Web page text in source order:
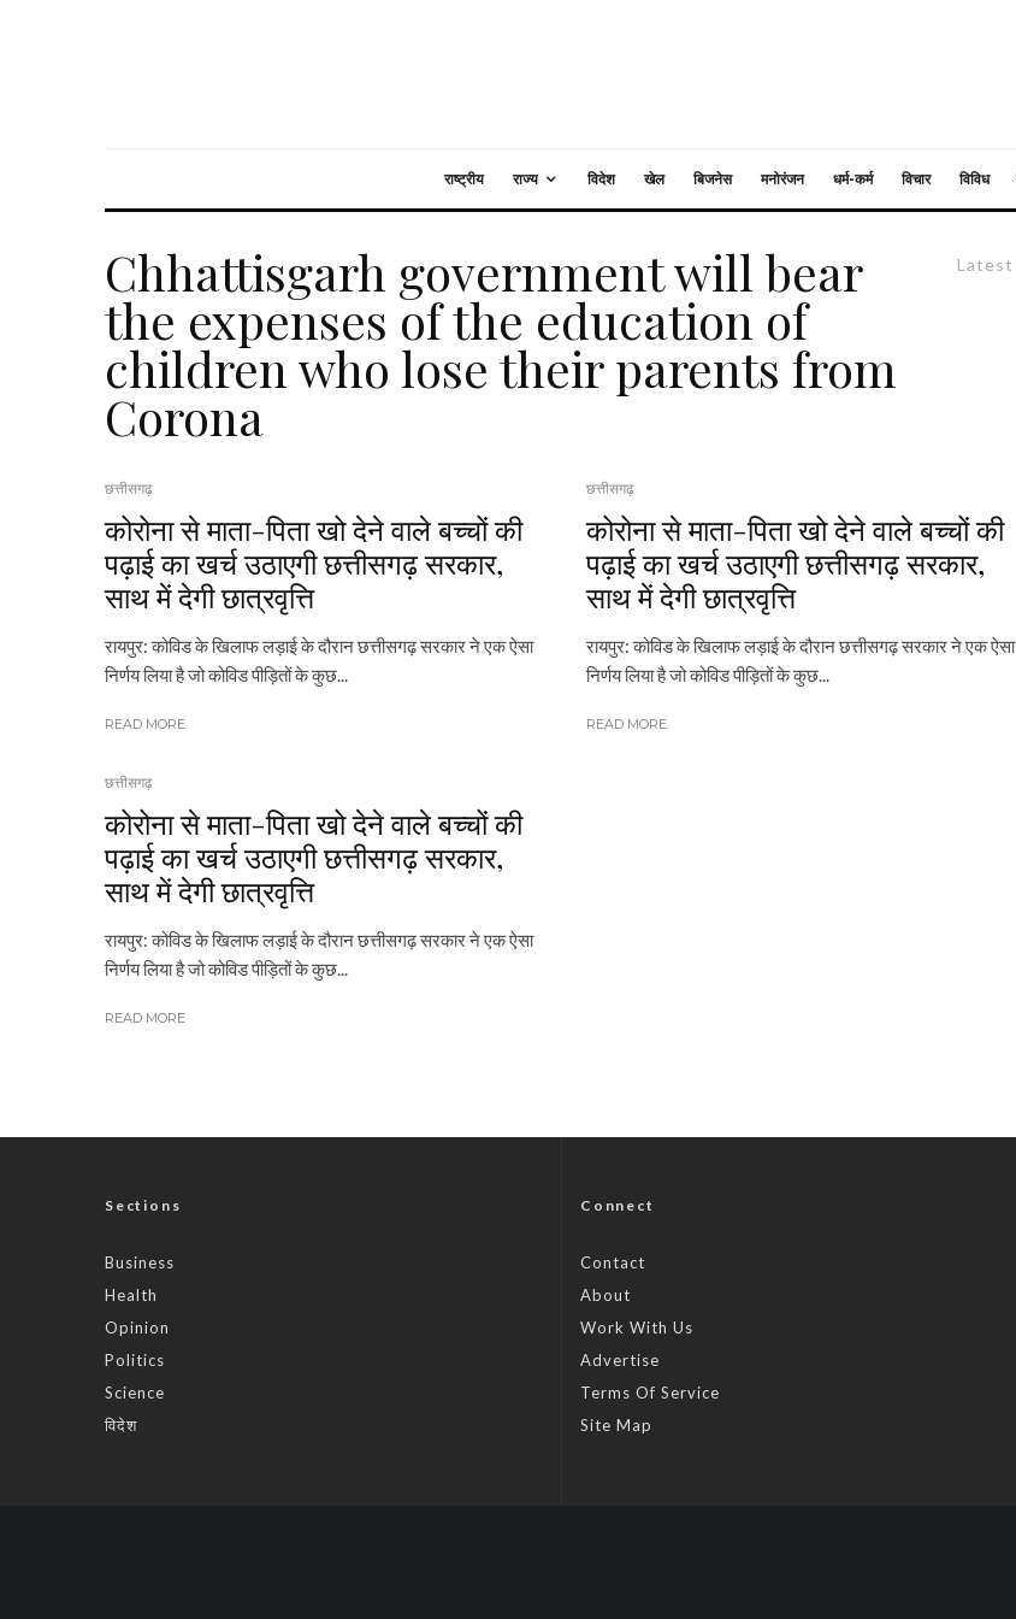
राष्ट्रीय राज्य विदेश खेल बिजनेस मनोरंजन धर्म-कर्म विचार विविध
Latest
Chhattisgarh government will bear
the expenses of the education of
children who lose their parents from
Corona
छत्तीसगढ़
कोरोना से माता-पिता खो देने वाले बच्चों की
पढ़ाई का खर्च उठाएगी छत्तीसगढ़ सरकार,
साथ में देगी छात्रवृत्ति
रायपुर: कोविड के खिलाफ लड़ाई के दौरान छत्तीसगढ़ सरकार ने एक ऐसा
निर्णय लिया है जो कोविड पीड़ितों के कुछ...
READ MORE
छत्तीसगढ़
कोरोना से माता-पिता खो देने वाले बच्चों की
पढ़ाई का खर्च उठाएगी छत्तीसगढ़ सरकार,
साथ में देगी छात्रवृत्ति
रायपुर: कोविड के खिलाफ लड़ाई के दौरान छत्तीसगढ़ सरकार ने एक ऐसा
निर्णय लिया है जो कोविड पीड़ितों के कुछ...
READ MORE
छत्तीसगढ़
कोरोना से माता-पिता खो देने वाले बच्चों की
पढ़ाई का खर्च उठाएगी छत्तीसगढ़ सरकार,
साथ में देगी छात्रवृत्ति
रायपुर: कोविड के खिलाफ लड़ाई के दौरान छत्तीसगढ़ सरकार ने एक ऐसा
निर्णय लिया है जो कोविड पीड़ितों के कुछ...
READ MORE
Sections
Business
Health
Opinion
Politics
Science
विदेश
Connect
Contact
About
Work With Us
Advertise
Terms Of Service
Site Map